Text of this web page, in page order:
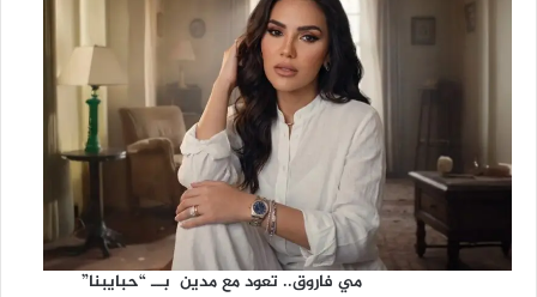
مي فاروق.. تعود مع مدين بــ “حبايبنا”